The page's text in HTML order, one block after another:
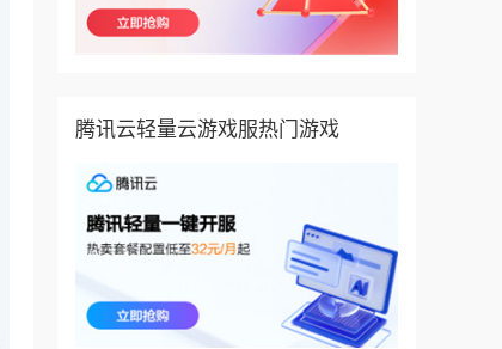
腾讯云轻量云游戏服热门游戏